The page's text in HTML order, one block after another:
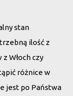
stan
ilość z
Włoch czy
różnice w
jest po Państwa